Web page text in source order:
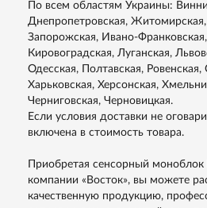
По всем областям Украины:
Днепропетровская, Житомирская,
Запорожская, Ивано-
Кировоградская, Луганская,
Одесская, Полтавская, Ровенская,
Харьковская, Херсонская,
Черниговская, Черновицкая.
Если условия доставки не
включена в стоимость товара.
Приобретая сенсорный моноблок
компании «Восток», вы можете
качественную продукцию,